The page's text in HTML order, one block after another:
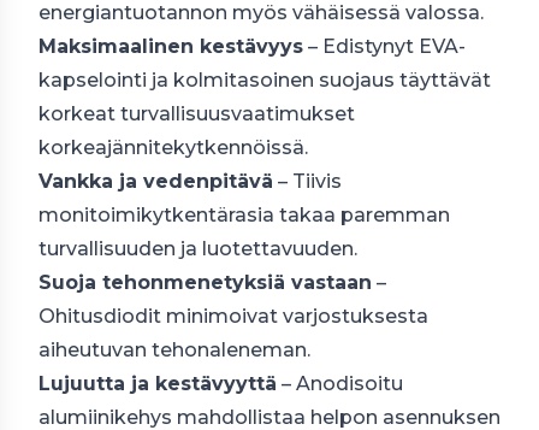
energiantuotannon myös vähäisessä valossa.
Maksimaalinen kestävyys – Edistynyt EVA-
kapselointi ja kolmitasoinen suojaus täyttävät
korkeat turvallisuusvaatimukset
korkeajännitekytkennöissä.
Vankka ja vedenpitävä – Tiivis
monitoimikytkentärasia takaa paremman
turvallisuuden ja luotettavuuden.
Suoja tehonmenetyksiä vastaan –
Ohitusdiodit minimoivat varjostuksesta
aiheutuvan tehonaleneman.
Lujuutta ja kestävyyttä – Anodisoitu
alumiinikehys mahdollistaa helpon asennuksen